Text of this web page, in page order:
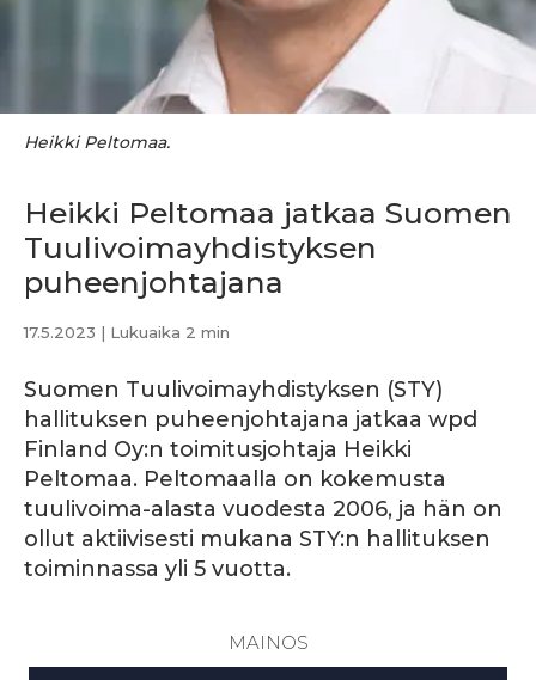
Heikki Peltomaa.
Heikki Peltomaa jatkaa Suomen
Tuulivoimayhdistyksen
puheenjohtajana
17.5.2023 | Lukuaika 2 min
Suomen Tuulivoimayhdistyksen (STY)
hallituksen puheenjohtajana jatkaa wpd
Finland Oy:n toimitusjohtaja Heikki
Peltomaa. Peltomaalla on kokemusta
tuulivoima-alasta vuodesta 2006, ja hän on
ollut aktiivisesti mukana STY:n hallituksen
toiminnassa yli 5 vuotta.